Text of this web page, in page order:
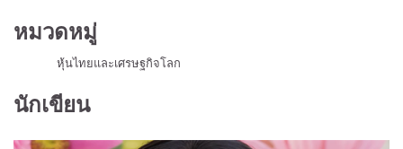
หมวดหมู่
หุ้นไทยและเศรษฐกิจโลก
นักเขียน